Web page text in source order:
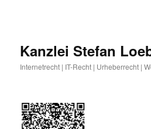
Kanzlei Stefan
Internetrecht | IT-Recht | Urheberrecht |